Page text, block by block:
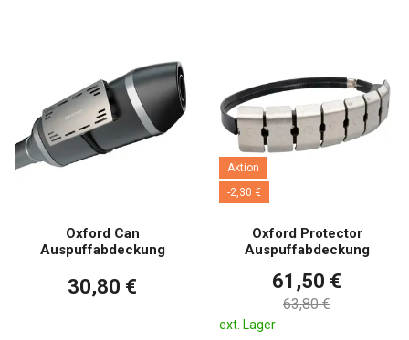
Oxford Can
Auspuffabdeckung
30,80 €
Aktion
-2,30 €
Oxford Protector
Auspuffabdeckung
61,50 €
63,80 €
ext. Lager